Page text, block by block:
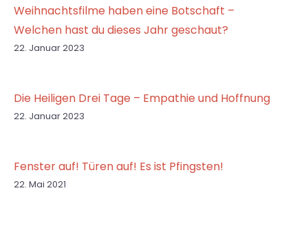
Weihnachtsfilme haben eine Botschaft –
Welchen hast du dieses Jahr geschaut?
22. Januar 2023
Die Heiligen Drei Tage – Empathie und Hoffnung
22. Januar 2023
Fenster auf! Türen auf! Es ist Pfingsten!
22. Mai 2021